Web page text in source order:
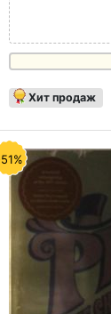
Хит продаж